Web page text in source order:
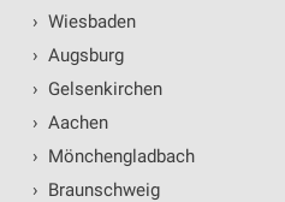
› Wiesbaden
› Augsburg
› Gelsenkirchen
› Aachen
› Mönchengladbach
› Braunschweig